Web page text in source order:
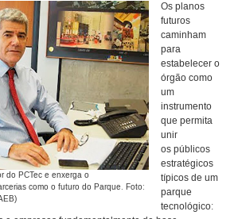
do PCTec e enxerga o
como o futuro do Parque. Foto:
Os planos
futuros
caminham
para
estabelecer o
órgão como
um
instrumento
que permita
unir
os públicos
estratégicos
típicos de um
parque
tecnológico: